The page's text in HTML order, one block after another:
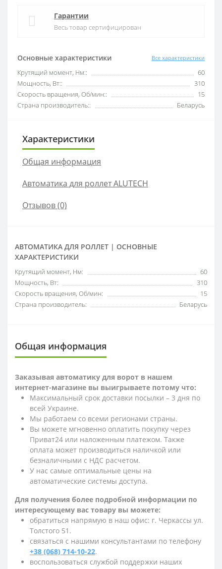
Основные характеристики Все характеристики
Крутящий момент, Нм::
60
Мощность, Вт::
310
Скорость вращения, Об/мин::
15
Страна производитель::
Беларусь
Гарантии
Весь товар сертифицирован
Характеристики
Общая информация
Автоматика для роллет ALUTECH
Отзывов (0)
АВТОМАТИКА ДЛЯ РОЛЛЕТ | ОСНОВНЫЕ
ХАРАКТЕРИСТИКИ
Крутящий момент, Нм:
60
Мощность, Вт:
310
Скорость вращения, Об/мин:
15
Страна производитель:
Беларусь
Общая информация
Заказывая автоматику для ворот в нашем
интернет-магазине вы выигрываете потому что:
Максимальный срок доставки посылки – 3 дня по
всей Украине.
Мы работаем со всеми регионами страны.
Вы можете мгновенно оплатить покупку через
Приват24 или наложенным платежом. Также
оплата может производиться наличкой или
безналичными с НДС расчетом.
У нас самые оптимальные цены на
автоматические системы доступа.
Для получения более подробной информации по
интересующему вас товару вы можете:
обратиться напрямую в наш офис: г. Черкассы ул.
Толстого 51.
связаться с нашими консультантами по телефону
+38 (068) 714-10-22.
воспользоваться службой поддержки наших